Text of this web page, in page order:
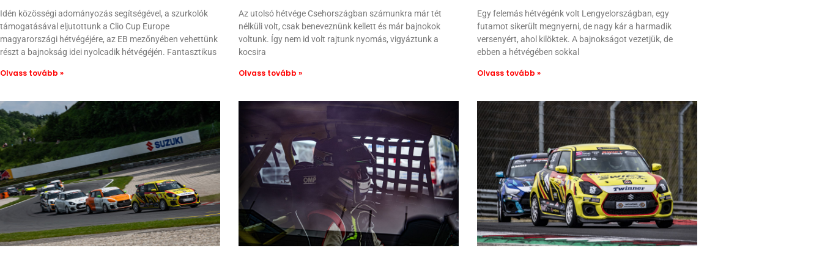
Idén közösségi adományozás segítségével, a szurkolók
támogatásával eljutottunk a Clio Cup Europe
magyarországi hétvégéjére, az EB mezőnyében vehettünk
részt a bajnokság idei nyolcadik hétvégéjén. Fantasztikus
Olvass tovább »
Az utolsó hétvége Csehországban számunkra már tét
nélküli volt, csak beneveznünk kellett és már bajnokok
voltunk. Így nem id volt rajtunk nyomás, vigyáztunk a
kocsira
Olvass tovább »
Egy felemás hétvégénk volt Lengyelországban, egy
futamot sikerült megnyerni, de nagy kár a harmadik
versenyért, ahol kilöktek. A bajnokságot vezetjük, de
ebben a hétvégében sokkal
Olvass tovább »